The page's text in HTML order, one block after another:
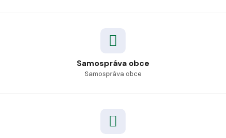
Samospráva obce
Samospráva obce